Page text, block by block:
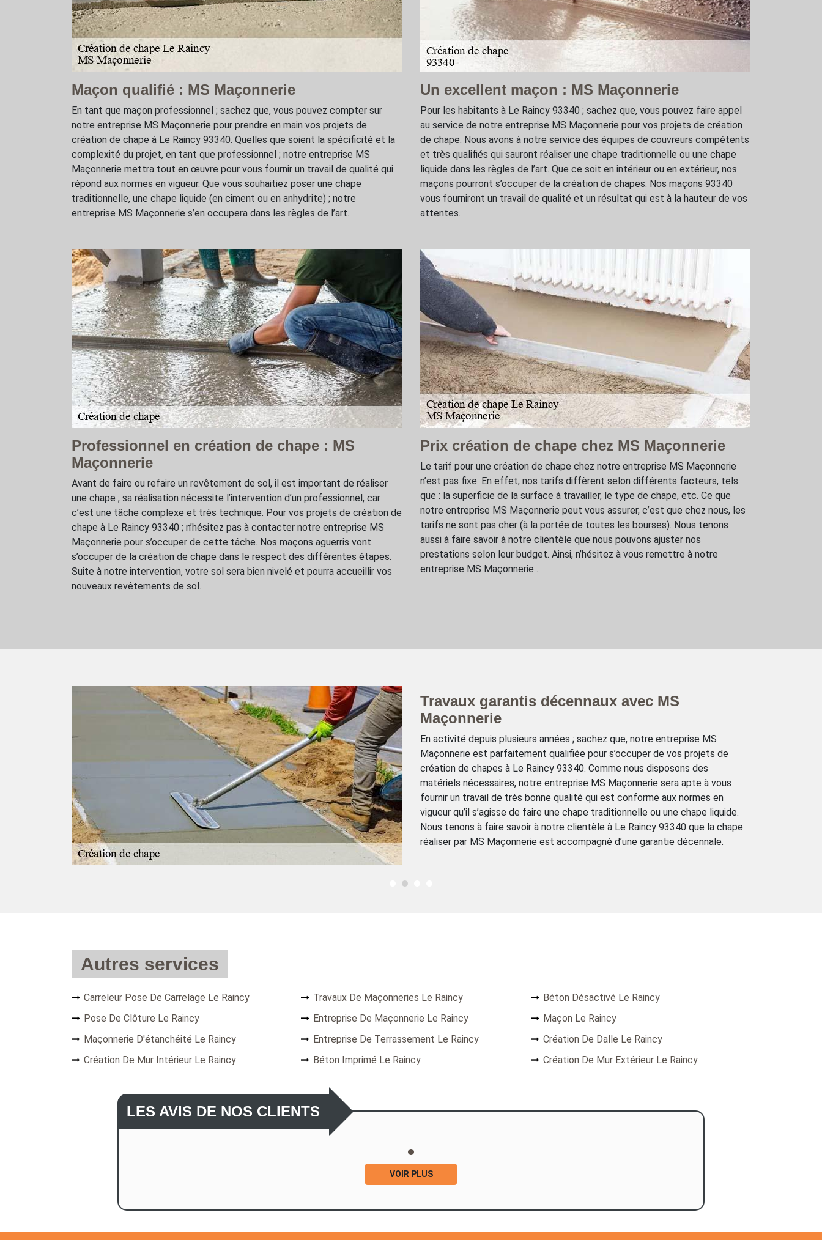
Maçon qualifié : MS Maçonnerie
En tant que maçon professionnel ; sachez que, vous pouvez compter sur
notre entreprise MS Maçonnerie pour prendre en main vos projets de
création de chape à Le Raincy 93340. Quelles que soient la spécificité et la
complexité du projet, en tant que professionnel ; notre entreprise MS
Maçonnerie mettra tout en œuvre pour vous fournir un travail de qualité qui
répond aux normes en vigueur. Que vous souhaitiez poser une chape
traditionnelle, une chape liquide (en ciment ou en anhydrite) ; notre
entreprise MS Maçonnerie s’en occupera dans les règles de l’art.
Un excellent maçon : MS Maçonnerie
Pour les habitants à Le Raincy 93340 ; sachez que, vous pouvez faire appel
au service de notre entreprise MS Maçonnerie pour vos projets de création
de chape. Nous avons à notre service des équipes de couvreurs compétents
et très qualifiés qui sauront réaliser une chape traditionnelle ou une chape
liquide dans les règles de l’art. Que ce soit en intérieur ou en extérieur, nos
maçons pourront s’occuper de la création de chapes. Nos maçons 93340
vous fourniront un travail de qualité et un résultat qui est à la hauteur de vos
attentes.
Professionnel en création de chape : MS
Maçonnerie
Avant de faire ou refaire un revêtement de sol, il est important de réaliser
une chape ; sa réalisation nécessite l’intervention d’un professionnel, car
c’est une tâche complexe et très technique. Pour vos projets de création de
chape à Le Raincy 93340 ; n’hésitez pas à contacter notre entreprise MS
Maçonnerie pour s’occuper de cette tâche. Nos maçons aguerris vont
s’occuper de la création de chape dans le respect des différentes étapes.
Suite à notre intervention, votre sol sera bien nivelé et pourra accueillir vos
nouveaux revêtements de sol.
Prix création de chape chez MS Maçonnerie
Le tarif pour une création de chape chez notre entreprise MS Maçonnerie
n’est pas fixe. En effet, nos tarifs diffèrent selon différents facteurs, tels
que : la superficie de la surface à travailler, le type de chape, etc. Ce que
notre entreprise MS Maçonnerie peut vous assurer, c’est que chez nous, les
tarifs ne sont pas cher (à la portée de toutes les bourses). Nous tenons
aussi à faire savoir à notre clientèle que nous pouvons ajuster nos
prestations selon leur budget. Ainsi, n’hésitez à vous remettre à notre
entreprise MS Maçonnerie .
Travaux garantis décennaux avec MS
Maçonnerie
En activité depuis plusieurs années ; sachez que, notre entreprise MS
Maçonnerie est parfaitement qualifiée pour s’occuper de vos projets de
création de chapes à Le Raincy 93340. Comme nous disposons des
matériels nécessaires, notre entreprise MS Maçonnerie sera apte à vous
fournir un travail de très bonne qualité qui est conforme aux normes en
vigueur qu’il s’agisse de faire une chape traditionnelle ou une chape liquide.
Nous tenons à faire savoir à notre clientèle à Le Raincy 93340 que la chape
réaliser par MS Maçonnerie est accompagné d’une garantie décennale.
Autres services
Carreleur Pose De Carrelage Le Raincy
Pose De Clôture Le Raincy
Maçonnerie D'étanchéité Le Raincy
Création De Mur Intérieur Le Raincy
Travaux De Maçonneries Le Raincy
Entreprise De Maçonnerie Le Raincy
Entreprise De Terrassement Le Raincy
Béton Imprimé Le Raincy
Béton Désactivé Le Raincy
Maçon Le Raincy
Création De Dalle Le Raincy
Création De Mur Extérieur Le Raincy
LES AVIS DE NOS CLIENTS
VOIR PLUS